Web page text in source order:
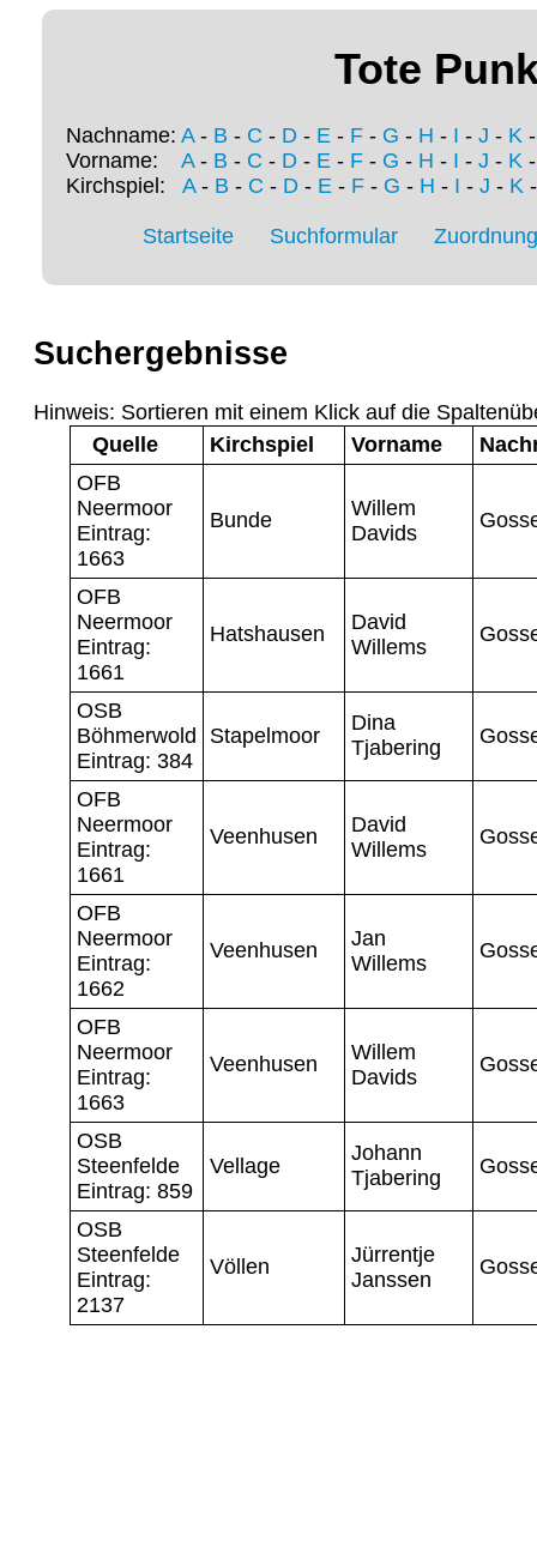
Tote
Nachname: A- B - C - D - E - F - G - H - I - J - K
Vorname: A- B - C - D - E - F - G - H - I - J - K
Kirchspiel: A- B - C - D- E- F- G - H - I - J - K
Startseite Suchformular
Suchergebnisse
Hinweis: Sortieren mit einem Klick auf die
Quelle
Kirchspiel Vorname
OFB
Neermoor
Eintrag:
1663
Bunde
Willem
Davids
OFB
Neermoor
Eintrag:
1661
Hatshausen
David
Willems
OSB
Böhmerwold
Eintrag: 384
Stapelmoor
Dina
Tjabering
OFB
Neermoor
Eintrag:
1661
Veenhusen
David
Willems
OFB
Neermoor
Eintrag:
1662
Veenhusen
Jan
Willems
OFB
Neermoor
Eintrag:
1663
Veenhusen
Willem
Davids
OSB
Steenfelde
Eintrag: 859
Vellage
Johann
Tjabering
OSB
Steenfelde
Eintrag:
2137
Völlen
Jürrentje
Janssen